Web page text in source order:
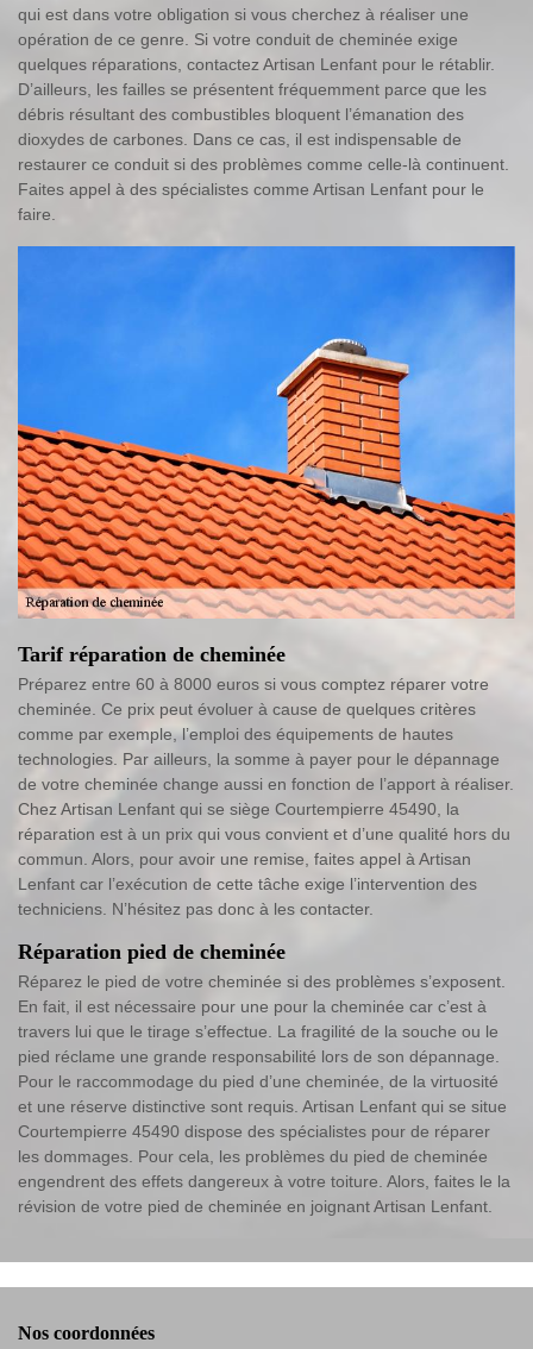
qui est dans votre obligation si vous cherchez à réaliser une
opération de ce genre. Si votre conduit de cheminée exige
quelques réparations, contactez Artisan Lenfant pour le rétablir.
D’ailleurs, les failles se présentent fréquemment parce que les
débris résultant des combustibles bloquent l’émanation des
dioxydes de carbones. Dans ce cas, il est indispensable de
restaurer ce conduit si des problèmes comme celle-là continuent.
Faites appel à des spécialistes comme Artisan Lenfant pour le
faire.
Tarif réparation de cheminée
Préparez entre 60 à 8000 euros si vous comptez réparer votre
cheminée. Ce prix peut évoluer à cause de quelques critères
comme par exemple, l’emploi des équipements de hautes
technologies. Par ailleurs, la somme à payer pour le dépannage
de votre cheminée change aussi en fonction de l’apport à réaliser.
Chez Artisan Lenfant qui se siège Courtempierre 45490, la
réparation est à un prix qui vous convient et d’une qualité hors du
commun. Alors, pour avoir une remise, faites appel à Artisan
Lenfant car l’exécution de cette tâche exige l’intervention des
techniciens. N’hésitez pas donc à les contacter.
Réparation pied de cheminée
Réparez le pied de votre cheminée si des problèmes s’exposent.
En fait, il est nécessaire pour une pour la cheminée car c’est à
travers lui que le tirage s’effectue. La fragilité de la souche ou le
pied réclame une grande responsabilité lors de son dépannage.
Pour le raccommodage du pied d’une cheminée, de la virtuosité
et une réserve distinctive sont requis. Artisan Lenfant qui se situe
Courtempierre 45490 dispose des spécialistes pour de réparer
les dommages. Pour cela, les problèmes du pied de cheminée
engendrent des effets dangereux à votre toiture. Alors, faites le la
révision de votre pied de cheminée en joignant Artisan Lenfant.
Nos coordonnées